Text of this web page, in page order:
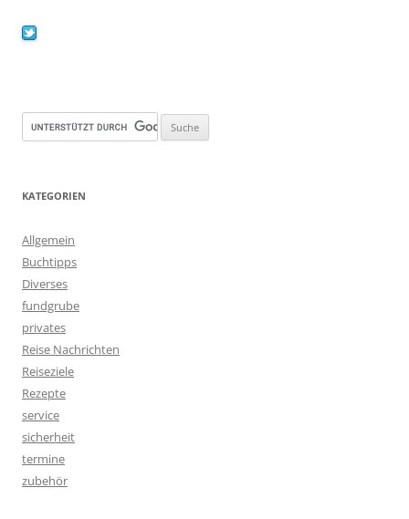
KATEGORIEN
Allgemein
Buchtipps
Diverses
fundgrube
privates
Reise Nachrichten
Reiseziele
Rezepte
service
sicherheit
termine
zubehör